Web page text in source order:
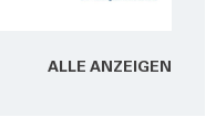
ALLE ANZEI­GEN